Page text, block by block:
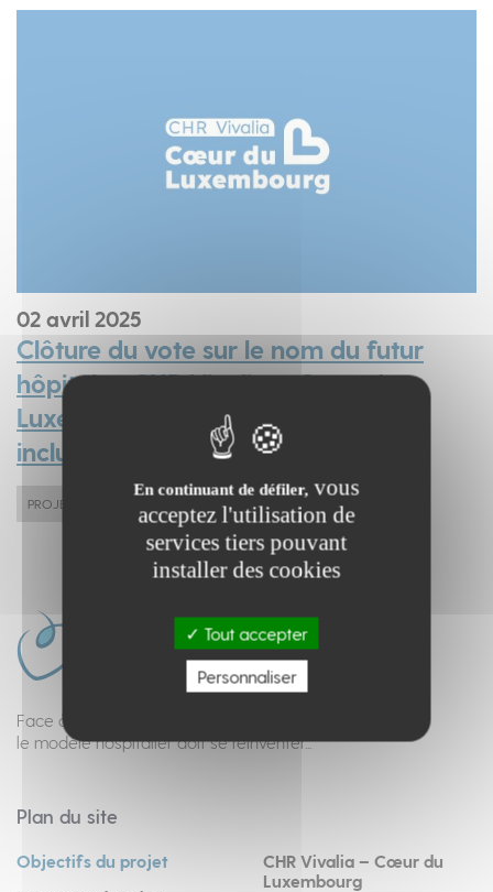
02 avril 2025
Clôture du vote sur le nom du futur
hôpital : « CHR Vivalia – Cœur du
Luxembourg », un choix réfléchi et
inclusif
PROJET
Face à l’évolution des soins et de la médecine,
le modèle hospitalier doit se réinventer...
Plan du site
Objectifs du projet
CHR Vivalia – Cœur du
Luxembourg
En continuant de défiler, vous
acceptez l'utilisation de
services tiers pouvant
installer des cookies
Tout accepter
Personnaliser